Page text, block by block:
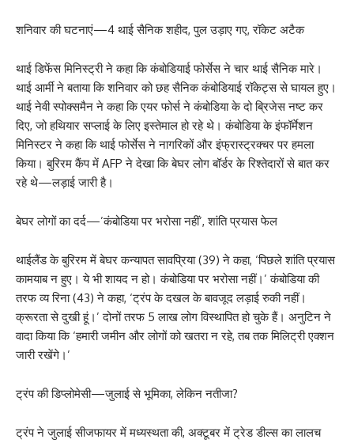
शनिवार की घटनाएं—4 थाई सैनिक शहीद, पुल उड़ाए गए, रॉकेट अटैक
थाई डिफेंस मिनिस्ट्री ने कहा कि कंबोडियाई फोर्सेस ने चार थाई सैनिक मारे।
थाई आर्मी ने बताया कि शनिवार को छह सैनिक कंबोडियाई रॉकेट्स से घायल हुए।
थाई नेवी स्पोक्समैन ने कहा कि एयर फोर्स ने कंबोडिया के दो ब्रिजेस नष्ट कर
दिए, जो हथियार सप्लाई के लिए इस्तेमाल हो रहे थे। कंबोडिया के इंफॉर्मेशन
मिनिस्टर ने कहा कि थाई फोर्सेस ने नागरिकों और इंफ्रास्ट्रक्चर पर हमला
किया। बुरिरम कैंप में AFP ने देखा कि बेघर लोग बॉर्डर के रिश्तेदारों से बात कर
रहे थे—लड़ाई जारी है।
बेघर लोगों का दर्द—’कंबोडिया पर भरोसा नहीं’, शांति प्रयास फेल
थाईलैंड के बुरिरम में बेघर कन्यापत सावप्रिया (39) ने कहा, ‘पिछले शांति प्रयास
कामयाब न हुए। ये भी शायद न हो। कंबोडिया पर भरोसा नहीं।’ कंबोडिया की
तरफ व्य रिना (43) ने कहा, ‘ट्रंप के दखल के बावजूद लड़ाई रुकी नहीं।
क्रूरता से दुखी हूं।’ दोनों तरफ 5 लाख लोग विस्थापित हो चुके हैं। अनुटिन ने
वादा किया कि ‘हमारी जमीन और लोगों को खतरा न रहे, तब तक मिलिट्री एक्शन
जारी रखेंगे।’
ट्रंप की डिप्लोमेसी—जुलाई से भूमिका, लेकिन नतीजा?
ट्रंप ने जुलाई सीजफायर में मध्यस्थता की, अक्टूबर में ट्रेड डील्स का लालच